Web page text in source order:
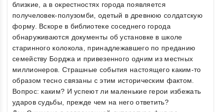
близкие, а в окрестностях города появляется
получеловек-полузомби, одетый в древнюю солдатскую
форму. Вскоре в библиотеке соседнего города
обнаруживаются документы об установке в школе
старинного колокола, принадлежавшего по преданию
семейству Борджа и привезенного одним из местных
миллионеров. Страшные события настоящего каким-то
образом тесно связаны с этим историческим фактом.
Вопрос: каким? И успеют ли маленькие герои избежать
ударов судьбы, прежде чем на него ответить?